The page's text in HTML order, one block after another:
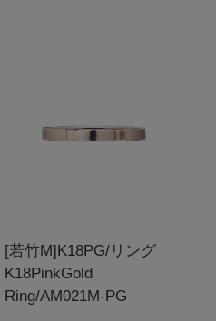
[若竹M]K18PG/リング
K18PinkGold
Ring/AM021M-PG